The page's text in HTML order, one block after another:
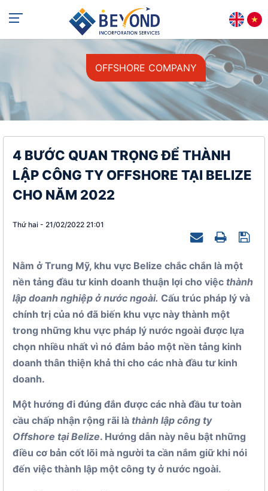
+84 813 405 565
support@beyondincorp.com
OFFSHORE COMPANY
4 BƯỚC QUAN TRỌNG ĐỂ THÀNH
LẬP CÔNG TY OFFSHORE TẠI BELIZE
CHO NĂM 2022
Thứ hai - 21/02/2022 21:01
Nằm ở Trung Mỹ, khu vực Belize chắc chắn là một
nền tảng đầu tư kinh doanh thuận lợi cho việc thành
lập doanh nghiệp ở nước ngoài. Cấu trúc pháp lý và
chính trị của nó đã biến khu vực này thành một
trong những khu vực pháp lý nước ngoài được lựa
chọn nhiều nhất vì nó đảm bảo một nền tảng kinh
doanh thân thiện khả thi cho các nhà đầu tư kinh
doanh.
Một hướng đi đúng đắn được các nhà đầu tư toàn
cầu chấp nhận rộng rãi là thành lập công ty
Offshore tại Belize. Hướng dẫn này nêu bật những
điều cơ bản cốt lõi mà người ta cần nắm giữ khi nói
đến việc thành lập một công ty ở nước ngoài.